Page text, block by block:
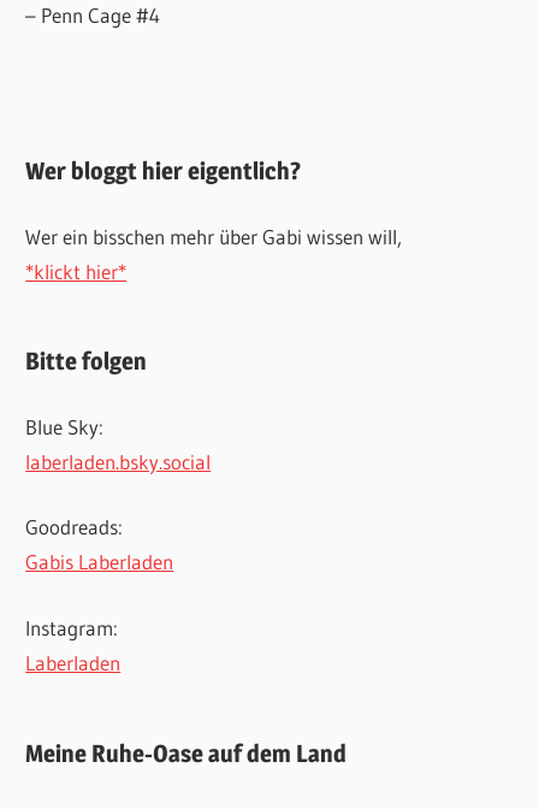
– Penn Cage #4
Wer bloggt hier eigentlich?
Wer ein bisschen mehr über Gabi wissen will,
*klickt hier*
Bitte folgen
Blue Sky:
laberladen.bsky.social
Goodreads:
Gabis Laberladen
Instagram:
Laberladen
Meine Ruhe-Oase auf dem Land